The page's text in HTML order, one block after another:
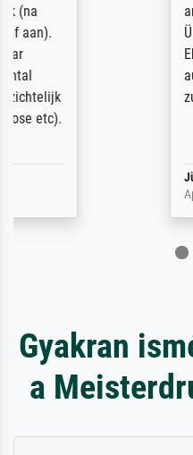
angegebenen
Überraschung für
Ehefrau sein zum
auch Geburtstag
ProvenExpert
Gyakran
a